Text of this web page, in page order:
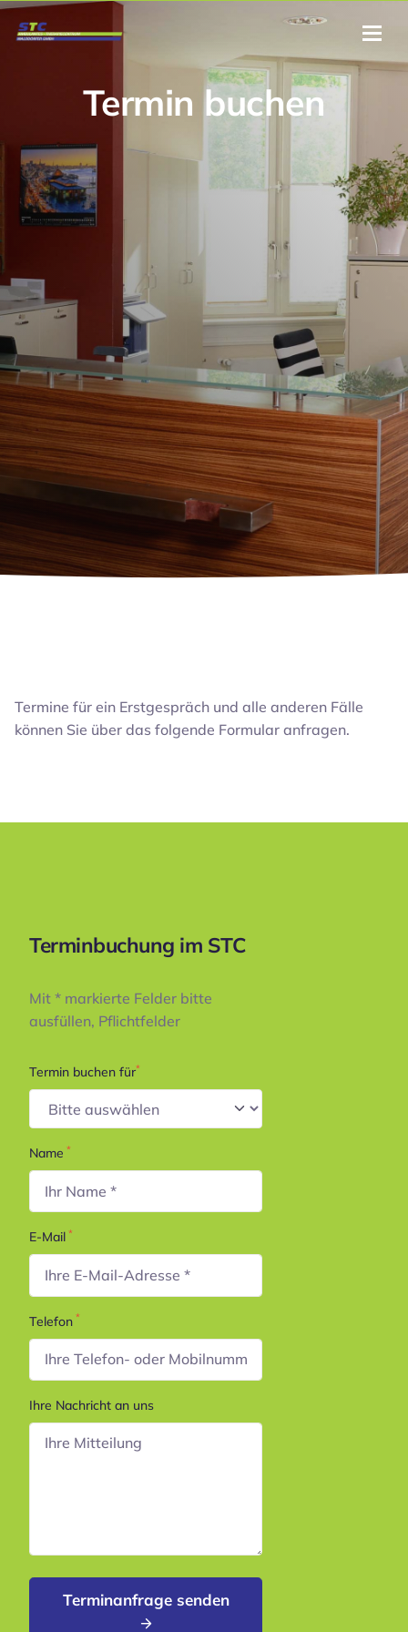
Termin buchen
Termine für ein Erstgespräch und alle anderen Fälle
können Sie über das folgende Formular anfragen.
Terminbuchung im STC
Mit * markierte Felder bitte
ausfüllen, Pflichtfelder
Termin buchen für*
Name *
E-Mail *
Telefon *
Ihre Nachricht an uns
Terminanfrage senden